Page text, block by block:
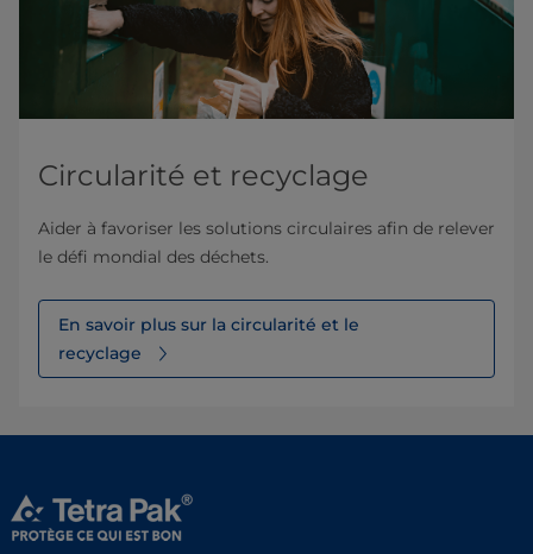
Circularité et recyclage
Aider à favoriser les solutions circulaires afin de relever
le défi mondial des déchets.
En savoir plus sur la circularité et le
recyclage